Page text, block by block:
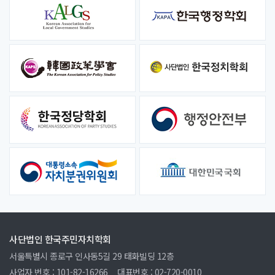
사단법인 한국주민자치학회
서울특별시 종로구 인사동5길 29 태화빌딩 12층
사업자 번호 : 101-82-16266
대표번호 : 02-720-0010